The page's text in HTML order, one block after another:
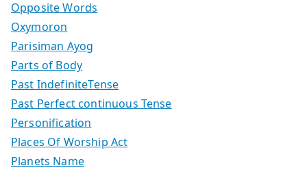
Opposite Words
Oxymoron
Parisiman Ayog
Parts of Body
Past IndefiniteTense
Past Perfect continuous Tense
Personification
Places Of Worship Act
Planets Name